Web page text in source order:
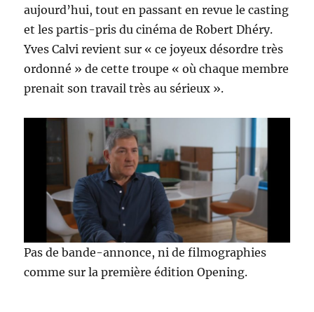
aujourd’hui, tout en passant en revue le casting
et les partis-pris du cinéma de Robert Dhéry.
Yves Calvi revient sur « ce joyeux désordre très
ordonné » de cette troupe « où chaque membre
prenait son travail très au sérieux ».
Pas de bande-annonce, ni de filmographies
comme sur la première édition Opening.